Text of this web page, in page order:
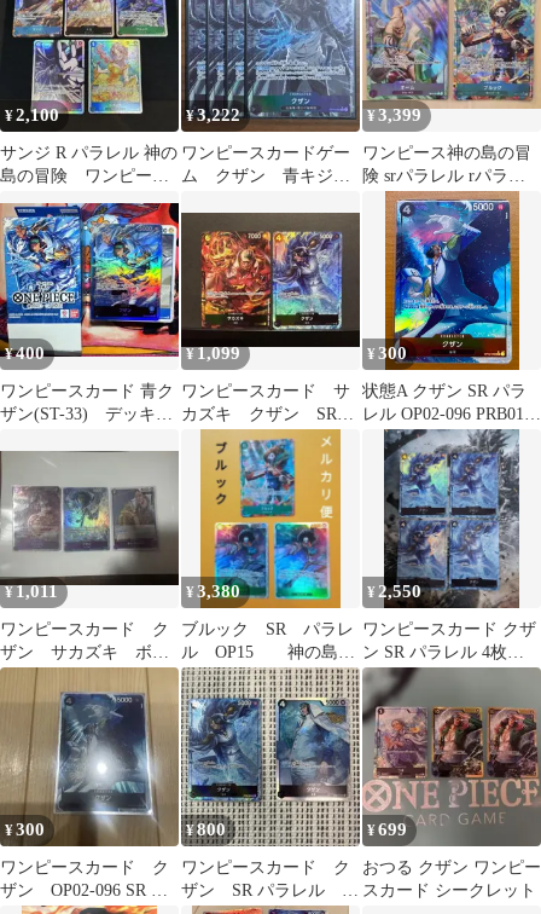
¥2,100
サンジ R パラレル 神の
島の冒険 ワンピース
ク
¥3,222
ワンピースカードゲー
ム クザン 青キジ
¥3,399
ワンピース神の島の冒
険 srパラレル rパラレ
ル 2枚セット
¥400
ワンピースカード 青ク
ザン(ST-33) デッキパ
¥1,099
ワンピースカード サ
カズキ クザン SRパ
ラレル 2枚セット
¥300
状態A クザン SR パラ
レル OP02-096 PRB01
新イラスト ★ ONE
PIECE ワンピースカー
ドゲーム
¥1,011
ワンピースカード ク
ザン サカズキ ボル
サリーノ Rパラ SR
R 決戦の刻
¥3,380
ブルック SR パラレ
ル OP15 神の島の
冒険 ワンピースカー
ド
¥ 2,550
ワンピースカード クザ
ン SR パラレル 4枚
op02 頂上決戦
¥300
ワンピースカード ク
ザン OP02-096 SR パ
¥800
ワンピースカード ク
ザン SR パラレル 2
¥699
おつる クザン ワンピー
スカード シークレット